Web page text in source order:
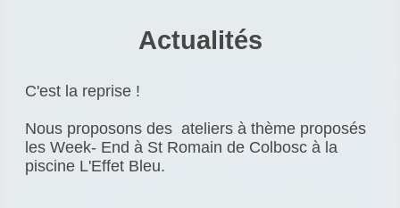
Actualités
C'est la reprise !
Nous proposons des ateliers à thème proposés
les Week- End à St Romain de Colbosc à la
piscine L'Effet Bleu.